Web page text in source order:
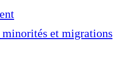
minorités et migrations